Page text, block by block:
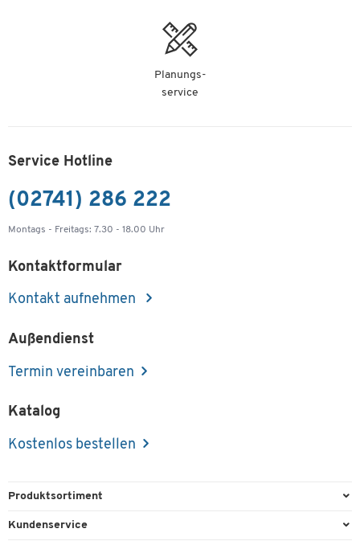
Planungs-
service
Service Hotline
(02741) 286 222
Montags - Freitags: 7.30 - 18.00 Uhr
Kontaktformular
Kontakt aufnehmen
Außendienst
Termin vereinbaren
Katalog
Kostenlos bestellen
Produktsortiment
Büroausstattung
Kundenservice